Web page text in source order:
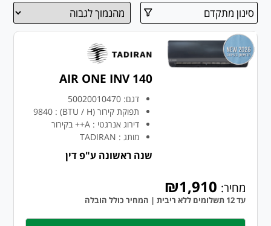
סינון מתקדם
AIR ONE INV 140
דגם: 50020010470
תפוקת קירור (BTU / H)
:
9840
דירוג אנרגטי : A++ בקירור
מותג :
TADIRAN
שנה ראשונה ע"פ דין
מחיר: ₪1,910
עד 12 תשלומים ללא ריבית | המחיר כולל הובלה